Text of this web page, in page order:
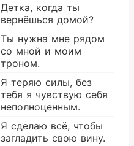
Детка, когда ты
вернёшься домой?
Ты нужна мне рядом
со мной и моим
троном.
Я теряю силы, без
тебя я чувствую себя
неполноценным.
Я сделаю всё, чтобы
загладить свою вину.